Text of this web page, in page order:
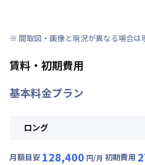
※ 間取図・画像と現況が異なる場合は
賃料・初期費用
基本料金プラン
ロング
月額目安 128,400 円/月 初期費用